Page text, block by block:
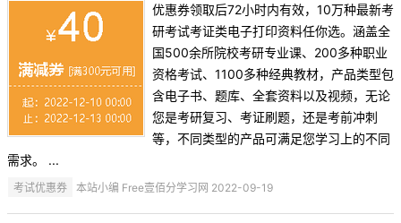
优惠券领取后72小时内有效，10万种最新考
研考试考证类电子打印资料任你选。涵盖全
国500余所院校考研专业课、200多种职业
资格考试、1100多种经典教材，产品类型包
含电子书、题库、全套资料以及视频，无论
您是考研复习、考证刷题，还是考前冲刺
等，不同类型的产品可满足您学习上的不同
需求。 ...
考试优惠券 本站小编 Free壹佰分学习网 2022-09-19